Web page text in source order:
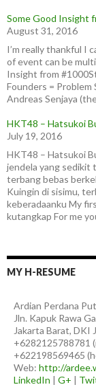
Some Good Insight
August 31, 2016
I’m really thankful I
of event can be
Insight from
Founders =
Andreas Senjaya
HKT48 – Hatsukoi
July 19, 2016
HKT48 – Hatsukoi
jendela yang sedikit
terbang bebas
Kuingin di sisimu,
keberadaanku My
kutangkap For me
MY H-RESUME
Ardian Perdana
Jln. Kapuk Rawa
Jakarta Barat, DKI
+6282125788781 (
+622198569465 (
Web: http://
LinkedIn | G+ |